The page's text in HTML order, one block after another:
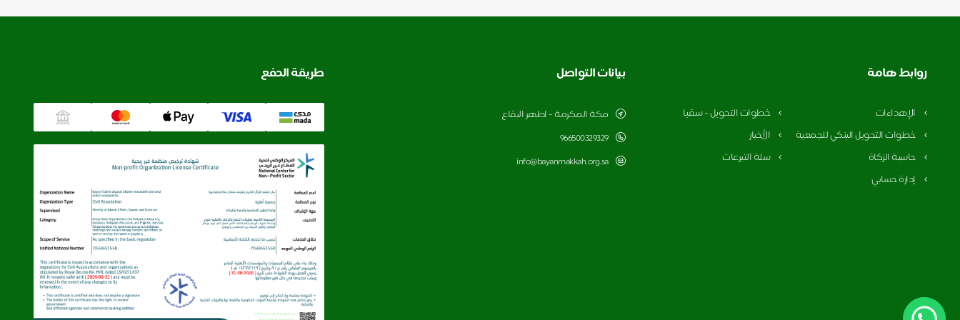
روابط هامة
الإهداءات
خطوات التحويل - سقيا
خطوات التحويل البنكي للجمعية
الأخبار
حاسبة الزكاة
سلة التبرعات
إدارة حسابي
بيانات التواصل
مكة المكرمة - اطهر البقاع
966500329329
info@bayanmakkah.org.sa
طريقة الدفع